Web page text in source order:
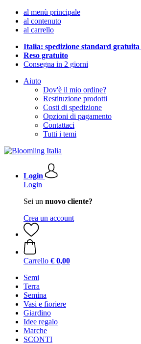
al menù principale
al contenuto
al carrello
Italia: spedizione standard gratuita
Reso gratuito
Consegna in 2 giorni
Aiuto
Dov'è il mio ordine?
Restituzione prodotti
Costi di spedizione
Opzioni di pagamento
Contattaci
Tutti i temi
Login
Login
Sei un nuovo cliente?
Crea un account
Carrello € 0,00
Semi
Terra
Semina
Vasi e fioriere
Giardino
Idee regalo
Marche
SCONTI